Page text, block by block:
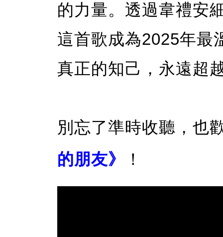
的力量。透過韋禮安
這首歌成為2025年最
真正的知己，永遠超
別忘了準時收聽，也
的朋友》
！